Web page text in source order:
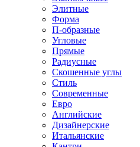
Элитные
Форма
П-образные
Угловые
Прямые
Радиусные
Скошенные углы
Стиль
Современные
Евро
Английские
Дизайнерские
Итальянские